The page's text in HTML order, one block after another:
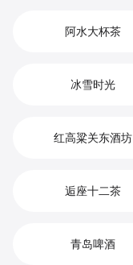
阿水大杯茶
冰雪时光
红高粱关东酒坊
逅座十二茶
青岛啤酒